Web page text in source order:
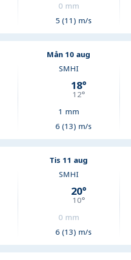
0 mm
5 (11) m/s
Mån 10 aug
SMHI
18°
12°
1 mm
6 (13) m/s
Tis 11 aug
SMHI
20°
10°
0 mm
6 (13) m/s